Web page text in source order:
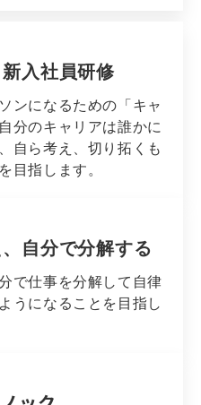
入社員研修
ンになるための「キャ
分のキャリアは誰かに
自ら考え、切り拓くも
目指します。
自分で分解する
で仕事を分解して自律
うになることを目指し